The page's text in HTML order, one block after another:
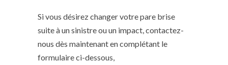
Si vous désirez changer votre pare brise
suite à un sinistre ou un impact, contactez-
nous dès maintenant en complétant le
formulaire ci-dessous,